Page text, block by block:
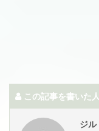
この記事を書いた人
ジル